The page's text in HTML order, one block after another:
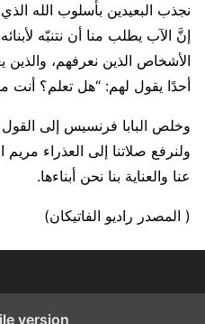
نجذب البعيدين بأسلوب الله
إنَّ الآب يطلب منا أن نتنبّه
الأشخاص الذين نعرفهم، والذين
أحدًا يقول لهم: “هل تعلم؟ أنت
وخلص البابا فرنسيس إلى القول
ولنرفع صلاتنا إلى العذراء مريم
عنا والعناية بنا نحن أبناءها.
( المصدر راديو الفاتيكان)
version